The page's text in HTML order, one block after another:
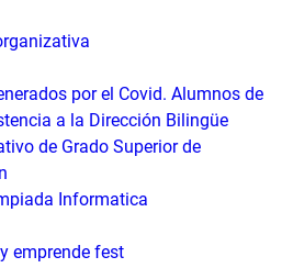
por el Covid. Alumnos de
a la Dirección Bilingüe
de Grado Superior de
Informatica
emprende fest